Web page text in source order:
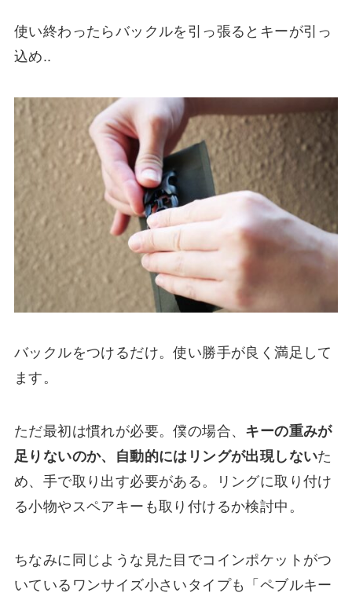
使い終わったらバックルを引っ張るとキーが引っ
込め..
バックルをつけるだけ。使い勝手が良く満足して
ます。
ただ最初は慣れが必要。僕の場合、 キーの重みが
足りないのか、自動的にはリングが出現しないた
め、手で取り出す必要がある。リングに取り付け
る小物やスペアキーも取り付けるか検討中。
ちなみに同じような見た目でコインポケットがつ
いているワンサイズ小さいタイプも「ペブルキー